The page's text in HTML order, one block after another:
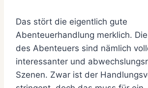
Das stört die eigentlich gute
Abenteuerhandlung merklich.
des Abenteuers sind nämlich
interessanter und
Szenen. Zwar ist der